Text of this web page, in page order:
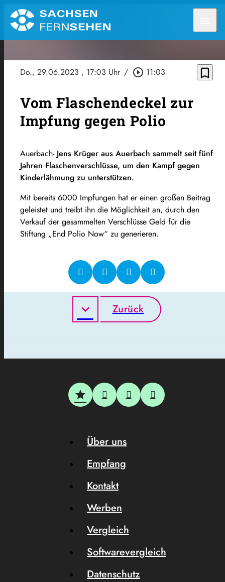
Do., 29.06.2023 , 17:03 Uhr / play_circle_outline 11:03 bookmark_border
Vom Flaschendeckel zur
Impfung gegen Polio
Auerbach- Jens Krüger aus Auerbach sammelt seit fünf
Jahren Flaschenverschlüsse, um den Kampf gegen
Kinderlähmung zu unterstützen.
Mit bereits 6000 Impfungen hat er einen großen Beitrag
geleistet und treibt ihn die Möglichkeit an, durch den
Verkauf der gesammelten Verschlüsse Geld für die
Stiftung „End Polio Now“ zu generieren.
Zurück
Über uns
Empfang
Kontakt
Werben
Vergleich
Softwarevergleich
Datenschutz